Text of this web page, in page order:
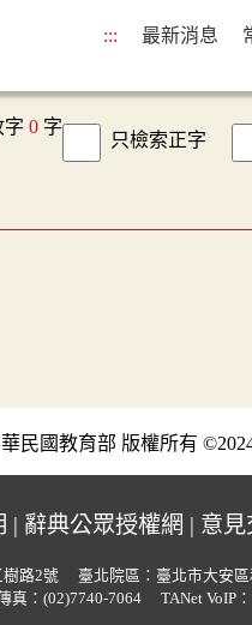
::: 最新消息
字 0 字
只檢索正字
民國教育部 版權所有
| 辭典公眾授權網 | 意見
樹路2號 臺北院區：臺北市大安
真：(02)7740-7064 TANet VoIP